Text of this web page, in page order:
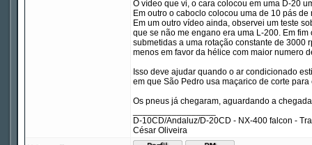
O vídeo que vi, o cara colocou em uma D-20
Em outro o caboclo colocou uma de 10 pás
Em um outro vídeo ainda, observei um teste
que se não me engano era uma L-200. Em
submetidas a uma rotação constante de 3000
menos em favor da hélice com maior numero
Isso deve ajudar quando o ar condicionado
em que São Pedro usa maçarico de corte
Os pneus já chegaram, aguardando a
D-10CD/Andaluz/D-20CD - NX-400 falcon -
César Oliveira